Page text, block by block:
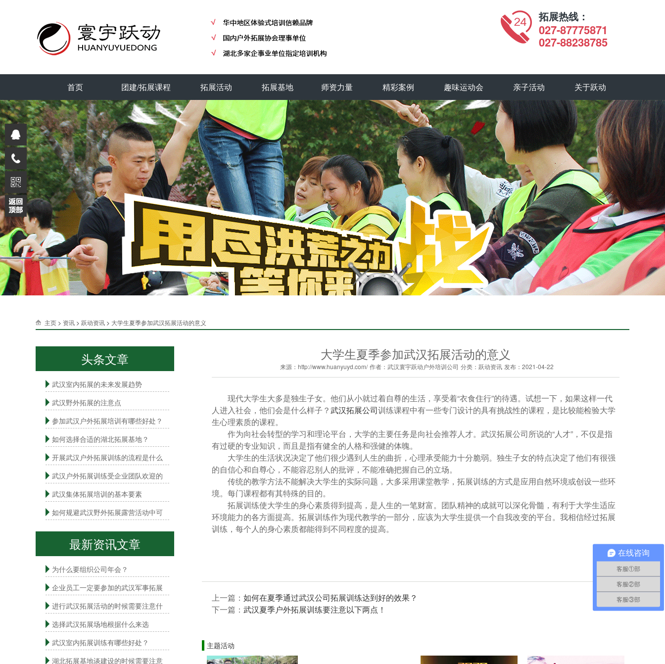
拓展热线：
027-87775871
027-88238785
首页 团建/拓展课程 拓展活动 拓展基地 师资力量 精彩案例 趣味运动会 亲子活动 关于跃动
主页 > 资讯 > 跃动资讯 > 大学生夏季参加武汉拓展活动的意义
头条文章
武汉室内拓展的未来发展趋势
武汉野外拓展的注意点
参加武汉户外拓展培训有哪些好处？
如何选择合适的湖北拓展基地？
开展武汉户外拓展训练的流程是什么
武汉户外拓展训练受企业团队欢迎的
武汉集体拓展培训的基本要素
如何规避武汉野外拓展露营活动中可
最新资讯文章
为什么要组织公司年会？
企业员工一定要参加的武汉军事拓展
进行武汉拓展活动的时候需要注意什
选择武汉拓展场地根据什么来选
武汉室内拓展​训练有哪些好处？
湖北拓展基地谈建设的时候需要注意
大学生夏季参加武汉拓展活动的意义
来源：http://www.huanyuyd.com/ 作者：武汉寰宇跃动户外培训公司 分类：跃动资讯 发布：2021-04-22
现代大学生大多是独生子女。他们从小就过着自尊的生活，享受着“衣食住行”的待遇。试想一下，如果这样一代
人进入社会，他们会是什么样子？武汉拓展公司训练课程中有一些专门设计的具有挑战性的课程，是比较能检验大学
生心理素质的课程。
作为向社会转型的学习和理论平台，大学的主要任务是向社会推荐人才。武汉拓展公司所说的“人才”，不仅是指
有过硬的专业知识，而且是指有健全的人格和强健的体魄。
大学生的生活状况决定了他们很少遇到人生的曲折，心理承受能力十分脆弱。独生子女的特点决定了他们有很强
的自信心和自尊心，不能容忍别人的批评，不能准确把握自己的立场。
传统的教学方法不能解决大学生的实际问题，大多采用课堂教学，拓展训练的方式是应用自然环境或创设一些环
境。每门课程都有其特殊的目的。
拓展训练使大学生的身心素质得到提高，是人生的一笔财富。团队精神的成就可以深化骨髓，有利于大学生适应
环境能力的各方面提高。拓展训练作为现代教学的一部分，应该为大学生提供一个自我改变的平台。我相信经过拓展
训练，每个人的身心素质都能得到不同程度的提高。
上一篇： 如何在夏季通过武汉公司拓展训练达到好的效果？
下一篇： 武汉夏季户外拓展训练要注意以下两点！
主题活动
在线咨询
客服①部
客服②部
客服③部